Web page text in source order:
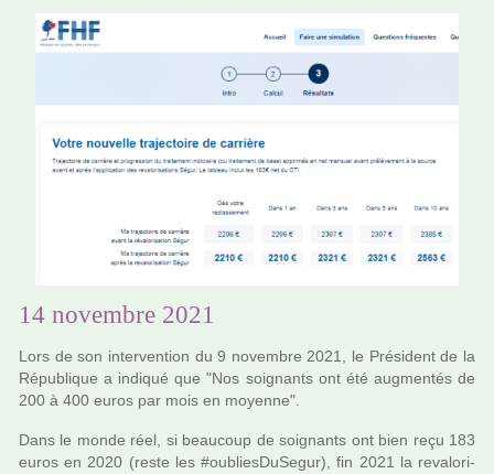
14 novembre 2021
Lors de son inter­ven­tion du 9 novem­bre 2021, le Président de la
République a indi­qué que "Nos soi­gnants ont été aug­men­tés de
200 à 400 euros par mois en moyenne".
Dans le monde réel, si beau­coup de soi­gnants ont bien reçu 183
euros en 2020 (reste les #ou­blies­Du­Se­gur), fin 2021 la reva­lo­ri­